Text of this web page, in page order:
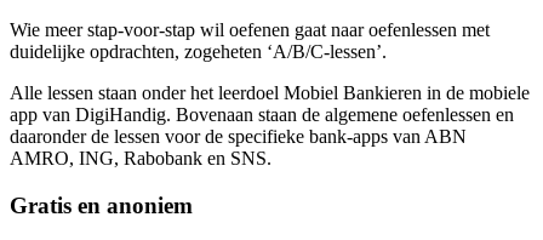
Wie meer stap-voor-stap wil oefenen gaat naar oefenlessen met
duidelijke opdrachten, zogeheten ‘A/B/C-lessen’.
Alle lessen staan onder het leerdoel Mobiel Bankieren in de mobiele
app van DigiHandig. Bovenaan staan de algemene oefenlessen en
daaronder de lessen voor de specifieke bank-apps van ABN
AMRO, ING, Rabobank en SNS.
Gratis en anoniem